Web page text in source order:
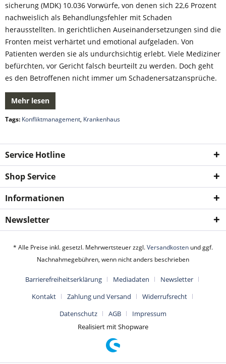
siche­rung (MDK) 10.036 Vorwürfe, von denen sich 22,6 Prozent
nachweislich als Behandlungsfehler mit Schaden
herausstellten. In gerichtlichen Auseinandersetzungen sind die
Fronten meist verhärtet und emotional aufgeladen. Von
Patienten werden sie als undurchsichtig erlebt. Viele Mediziner
befürchten, vor Gericht falsch beurteilt zu werden. Doch geht
es den Betroffenen nicht immer um Schadenersatzansprüche.
Mehr lesen
Tags: Konfliktmanagement, Krankenhaus
Service Hotline
Shop Service
Informationen
Newsletter
* Alle Preise inkl. gesetzl. Mehrwertsteuer zzgl.Versandkosten und ggf.
Nachnahmegebühren, wenn nicht anders beschrieben
Barrierefreiheitserklärung Mediadaten
Newsletter
Kontakt
Zahlung und Versand
Widerrufsrecht
Datenschutz
AGB
Impressum
Realisiert mit Shopware